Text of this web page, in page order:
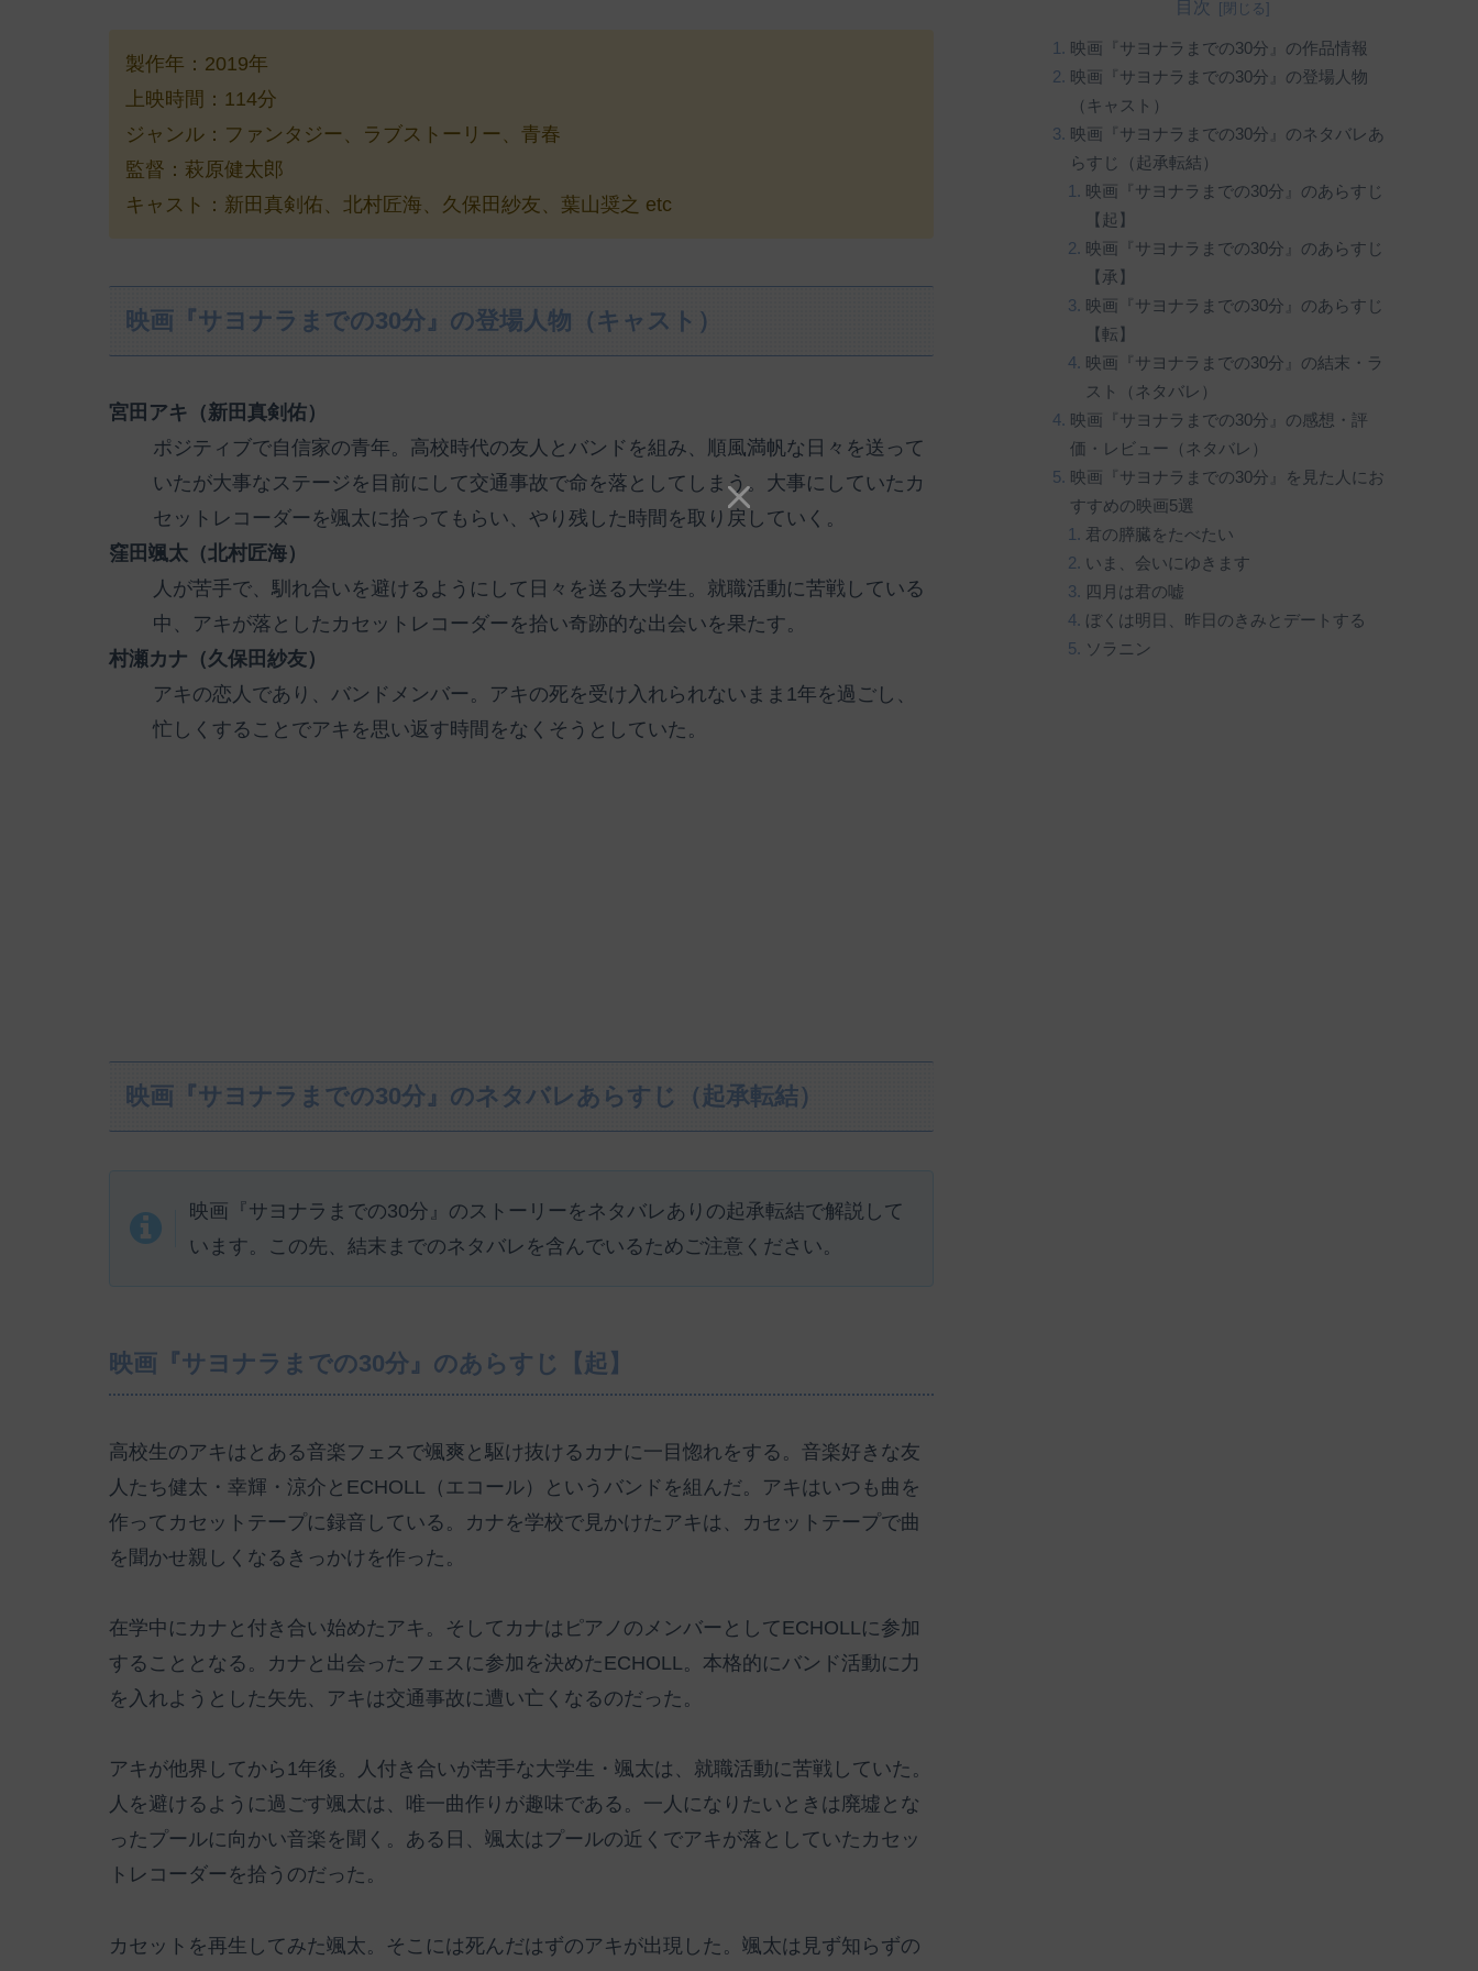
製作年：2019年
上映時間：114分
ジャンル：ファンタジー、ラブストーリー、青春
監督：萩原健太郎
キャスト：新田真剣佑、北村匠海、久保田紗友、葉山奨之 etc
映画『サヨナラまでの30分』の登場人物（キャスト）
宮田アキ（新田真剣佑）
ポジティブで自信家の青年。高校時代の友人とバンドを組み、順風満帆な日々を送って
いたが大事なステージを目前にして交通事故で命を落としてしまう。大事にしていたカ
セットレコーダーを颯太に拾ってもらい、やり残した時間を取り戻していく。
窪田颯太（北村匠海）
人が苦手で、馴れ合いを避けるようにして日々を送る大学生。就職活動に苦戦している
中、アキが落としたカセットレコーダーを拾い奇跡的な出会いを果たす。
村瀬カナ（久保田紗友）
アキの恋人であり、バンドメンバー。アキの死を受け入れられないまま1年を過ごし、
忙しくすることでアキを思い返す時間をなくそうとしていた。
映画『サヨナラまでの30分』のネタバレあらすじ（起承転結）
映画『サヨナラまでの30分』のストーリーをネタバレありの起承転結で解説して
います。この先、結末までのネタバレを含んでいるためご注意ください。
映画『サヨナラまでの30分』のあらすじ【起】
高校生のアキはとある音楽フェスで颯爽と駆け抜けるカナに一目惚れをする。音楽好きな友
人たち健太・幸輝・涼介とECHOLL（エコール）というバンドを組んだ。アキはいつも曲を
作ってカセットテープに録音している。カナを学校で見かけたアキは、カセットテープで曲
を聞かせ親しくなるきっかけを作った。
在学中にカナと付き合い始めたアキ。そしてカナはピアノのメンバーとしてECHOLLに参加
することとなる。カナと出会ったフェスに参加を決めたECHOLL。本格的にバンド活動に力
を入れようとした矢先、アキは交通事故に遭い亡くなるのだった。
アキが他界してから1年後。人付き合いが苦手な大学生・颯太は、就職活動に苦戦していた。
人を避けるように過ごす颯太は、唯一曲作りが趣味である。一人になりたいときは廃墟とな
ったプールに向かい音楽を聞く。ある日、颯太はプールの近くでアキが落としていたカセッ
トレコーダーを拾うのだった。
カセットを再生してみた颯太。そこには死んだはずのアキが出現した。颯太は見ず知らずの
目次
映画『サヨナラまでの30分』の作品情報
映画『サヨナラまでの30分』の登場人物
（キャスト）
映画『サヨナラまでの30分』のネタバレあ
らすじ（起承転結）
映画『サヨナラまでの30分』のあらすじ
【起】
映画『サヨナラまでの30分』のあらすじ
【承】
映画『サヨナラまでの30分』のあらすじ
【転】
映画『サヨナラまでの30分』の結末・ラ
スト（ネタバレ）
映画『サヨナラまでの30分』の感想・評
価・レビュー（ネタバレ）
映画『サヨナラまでの30分』を見た人にお
すすめの映画5選
君の膵臓をたべたい
いま、会いにゆきます
四月は君の嘘
ぼくは明日、昨日のきみとデートする
ソラニン